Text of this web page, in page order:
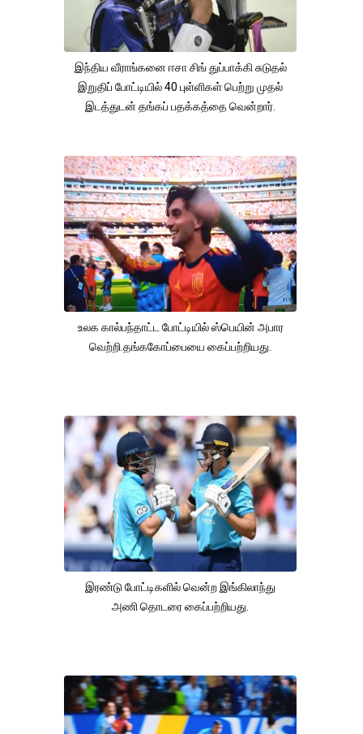
இந்திய வீராங்கனை ஈசா சிங் துப்பாக்கி சுடுதல்
இறுதிப் போட்டியில் 40 புள்ளிகள் பெற்று முதல்
இடத்துடன் தங்கப் பதக்கத்தை வென்றார்.
உலக கால்பந்தாட்ட போட்டியில் ஸ்பெயின் அபார
வெற்றி.தங்ககோப்பையை கைப்பற்றியது.
இரண்டு போட்டிகளில் வென்ற இங்கிலாந்து
அணி தொடரை கைப்பற்றியது.